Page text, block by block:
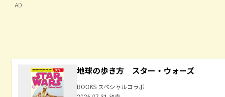
AD
地球の歩き方 スター・ウォーズ
BOOKS スペシャルコラボ